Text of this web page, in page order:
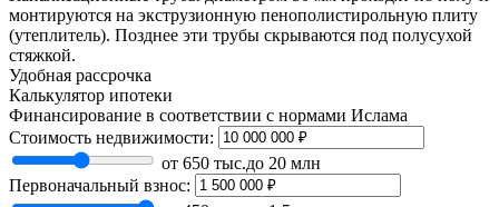
монтируются на экструзионную пенополистирольную плиту
(утеплитель). Позднее эти трубы скрываются под полусухой
стяжкой.
Удобная рассрочка
Калькулятор ипотеки
Финансирование в соответствии с нормами Ислама
Стоимость недвижимости:
от 650 тыс.до 20 млн
Первоначальный взнос: